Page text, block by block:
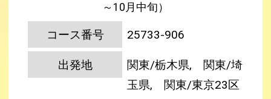
～10月中旬）
コース番号 25733-906
出発地
関東/栃木県, 関東/埼
玉県, 関東/東京23区